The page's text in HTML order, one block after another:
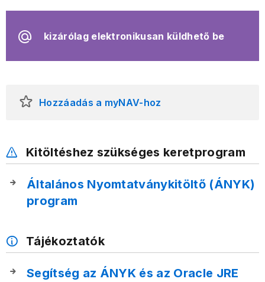
kizárólag elektronikusan küldhető be
Hozzáadás a myNAV-hoz
Kitöltéshez szükséges keretprogram
Általános Nyomtatványkitöltő (ÁNYK)
program
Tájékoztatók
Segítség az ÁNYK és az Oracle JRE